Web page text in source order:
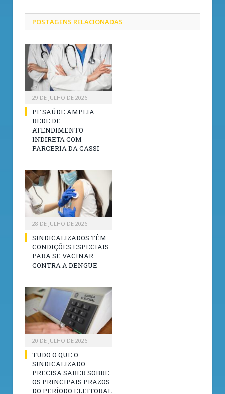
POSTAGENS RELACIONADAS
29 DE JULHO DE 2026
PF SAÚDE AMPLIA
REDE DE
ATENDIMENTO
INDIRETA COM
PARCERIA DA CASSI
28 DE JULHO DE 2026
SINDICALIZADOS TÊM
CONDIÇÕES ESPECIAIS
PARA SE VACINAR
CONTRA A DENGUE
20 DE JULHO DE 2026
TUDO O QUE O
SINDICALIZADO
PRECISA SABER SOBRE
OS PRINCIPAIS PRAZOS
DO PERÍODO ELEITORAL